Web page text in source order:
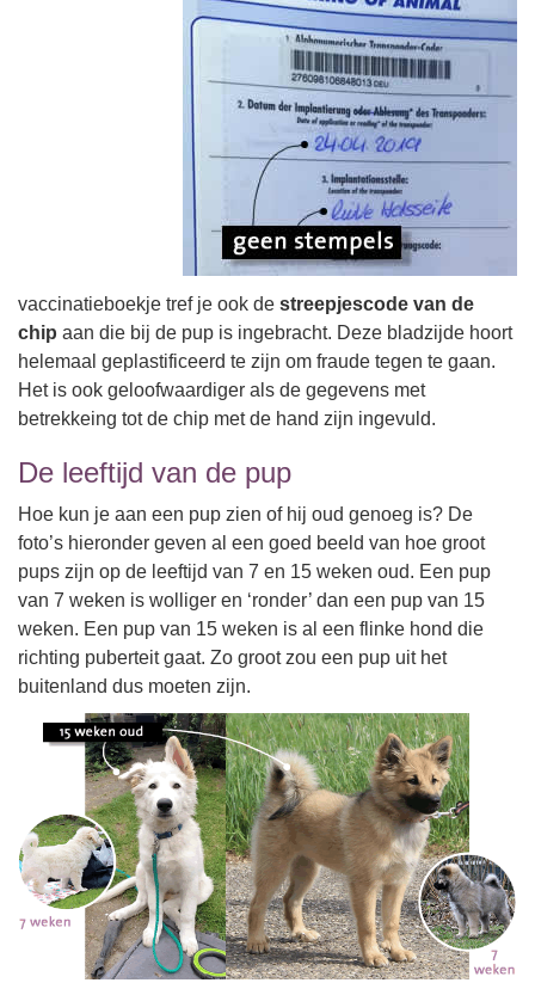
vaccinatieboekje tref je ook de streepjescode van de
chip aan die bij de pup is ingebracht. Deze bladzijde hoort
helemaal geplastificeerd te zijn om fraude tegen te gaan.
Het is ook geloofwaardiger als de gegevens met
betrekkeing tot de chip met de hand zijn ingevuld.
De leeftijd van de pup
Hoe kun je aan een pup zien of hij oud genoeg is? De
foto’s hieronder geven al een goed beeld van hoe groot
pups zijn op de leeftijd van 7 en 15 weken oud. Een pup
van 7 weken is wolliger en ‘ronder’ dan een pup van 15
weken. Een pup van 15 weken is al een flinke hond die
richting puberteit gaat. Zo groot zou een pup uit het
buitenland dus moeten zijn.